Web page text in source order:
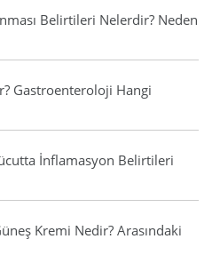
Belirtileri Nelerdir? Neden
Gastroenteroloji Hangi
İnflamasyon Belirtileri
Kremi Nedir? Arasındaki